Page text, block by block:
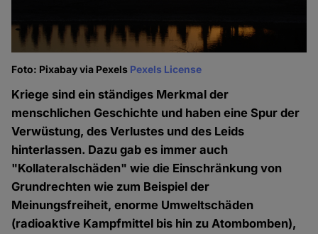
Foto: Pixabay via Pexels Pexels License
Kriege sind ein ständiges Merkmal der
menschlichen Geschichte und haben eine Spur der
Verwüstung, des Verlustes und des Leids
hinterlassen. Dazu gab es immer auch
"Kollateralschäden" wie die Einschränkung von
Grundrechten wie zum Beispiel der
Meinungsfreiheit, enorme Umweltschäden
(radioaktive Kampfmittel bis hin zu Atombomben),